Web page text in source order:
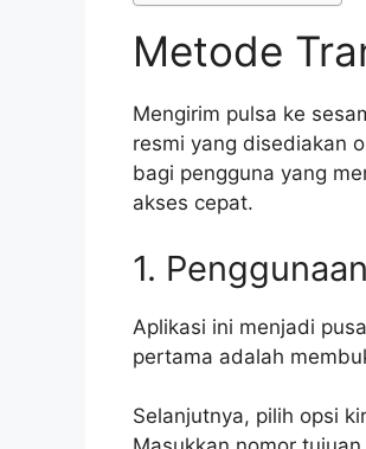
Metode
Mengirim pulsa ke
resmi yang disediakan
bagi pengguna yang
akses cepat.
1.
Aplikasi ini menjadi
pertama adalah
Selanjutnya, pilih opsi